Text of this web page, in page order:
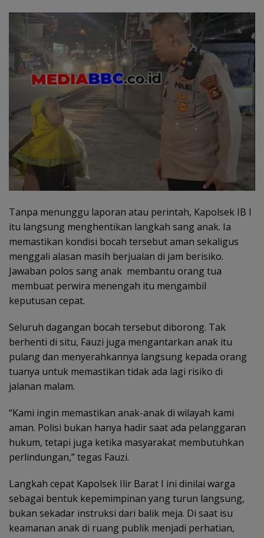
Tanpa menunggu laporan atau perintah, Kapolsek IB I
itu langsung menghentikan langkah sang anak. Ia
memastikan kondisi bocah tersebut aman sekaligus
menggali alasan masih berjualan di jam berisiko.
Jawaban polos sang anak membantu orang tua
membuat perwira menengah itu mengambil
keputusan cepat.
Seluruh dagangan bocah tersebut diborong. Tak
berhenti di situ, Fauzi juga mengantarkan anak itu
pulang dan menyerahkannya langsung kepada orang
tuanya untuk memastikan tidak ada lagi risiko di
jalanan malam.
“Kami ingin memastikan anak-anak di wilayah kami
aman. Polisi bukan hanya hadir saat ada pelanggaran
hukum, tetapi juga ketika masyarakat membutuhkan
perlindungan,” tegas Fauzi.
Langkah cepat Kapolsek Ilir Barat I ini dinilai warga
sebagai bentuk kepemimpinan yang turun langsung,
bukan sekadar instruksi dari balik meja. Di saat isu
keamanan anak di ruang publik menjadi perhatian,